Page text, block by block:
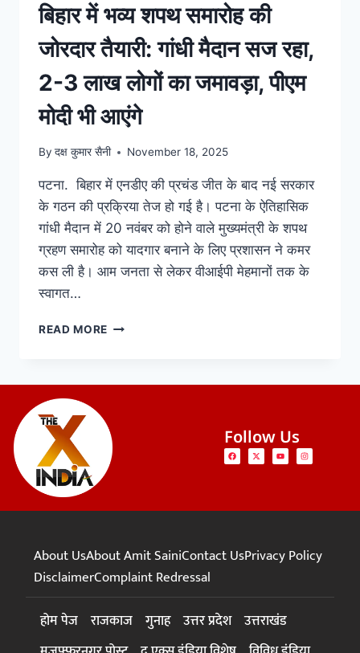
बिहार में भव्य शपथ समारोह की
जोरदार तैयारी: गांधी मैदान सज रहा,
2-3 लाख लोगों का जमावड़ा, पीएम
मोदी भी आएंगे
By दक्ष कुमार सैनी November 18, 2025
पटना. बिहार में एनडीए की प्रचंड जीत के बाद नई सरकार
के गठन की प्रक्रिया तेज हो गई है। पटना के ऐतिहासिक
गांधी मैदान में 20 नवंबर को होने वाले मुख्यमंत्री के शपथ
ग्रहण समारोह को यादगार बनाने के लिए प्रशासन ने कमर
कस ली है। आम जनता से लेकर वीआईपी मेहमानों तक के
स्वागत…
READ MORE
Follow Us
About UsAbout Amit SainiContact UsPrivacy Policy
DisclaimerComplaint Redressal
होम पेज राजकाज गुनाह उत्तर प्रदेश उत्तराखंड